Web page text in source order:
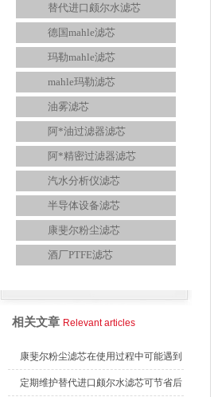
替代进口颇尔水滤芯
德国mahle滤芯
玛勒mahle滤芯
mahle玛勒滤芯
油雾滤芯
阿*油过滤器滤芯
阿*精密过滤器滤芯
汽水分析仪滤芯
半导体设备滤芯
康斐尔粉尘滤芯
酒厂PTFE滤芯
相关文章 Relevant articles
康斐尔粉尘滤芯在使用过程中可能遇到
的故障相应解决方法分享
定期维护替代进口颇尔水滤芯可节省后